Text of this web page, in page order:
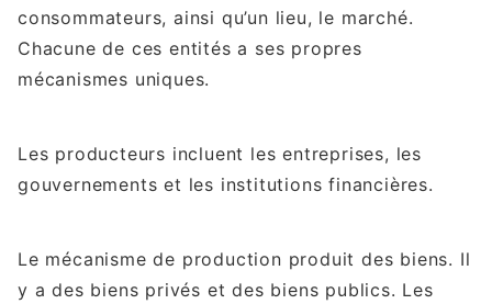
consommateurs, ainsi qu’un lieu, le marché.
Chacune de ces entités a ses propres
mécanismes uniques.
Les producteurs incluent les entreprises, les
gouvernements et les institutions financières.
Le mécanisme de production produit des biens. Il
y a des biens privés et des biens publics. Les